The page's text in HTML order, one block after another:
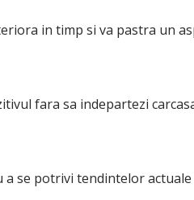
in timp si va pastra un
fara sa indepartezi
se potrivi tendintelor